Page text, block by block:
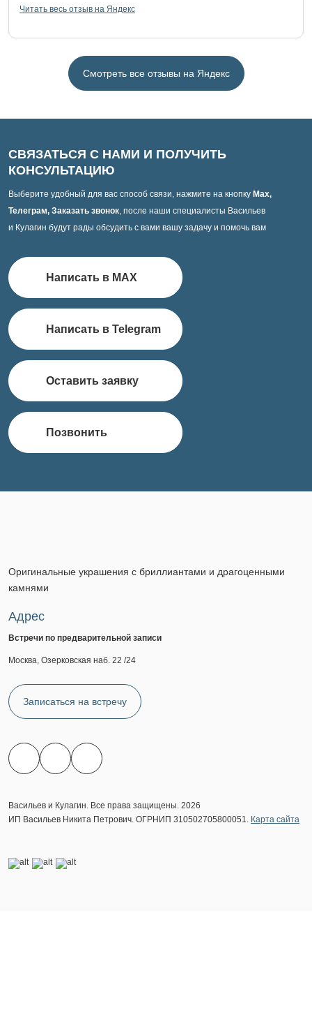
Читать весь отзыв на Яндекс
Смотреть все отзывы на Яндекс
СВЯЗАТЬСЯ С НАМИ И ПОЛУЧИТЬ
КОНСУЛЬТАЦИЮ
Выберите удобный для вас способ связи, нажмите на кнопку Max,
Телеграм, Заказать звонок, после наши специалисты Васильев
и Кулагин будут рады обсудить с вами вашу задачу и помочь вам
Написать в MAX
Написать в Telegram
Оставить заявку
Позвонить
Оригинальные украшения с бриллиантами и драгоценными
камнями
Адрес
Встречи по предварительной записи
Москва, Озерковская наб. 22 /24
Записаться на встречу
Васильев и Кулагин. Все права защищены. 2026
ИП Васильев Никита Петрович. ОГРНИП 310502705800051. Карта сайта